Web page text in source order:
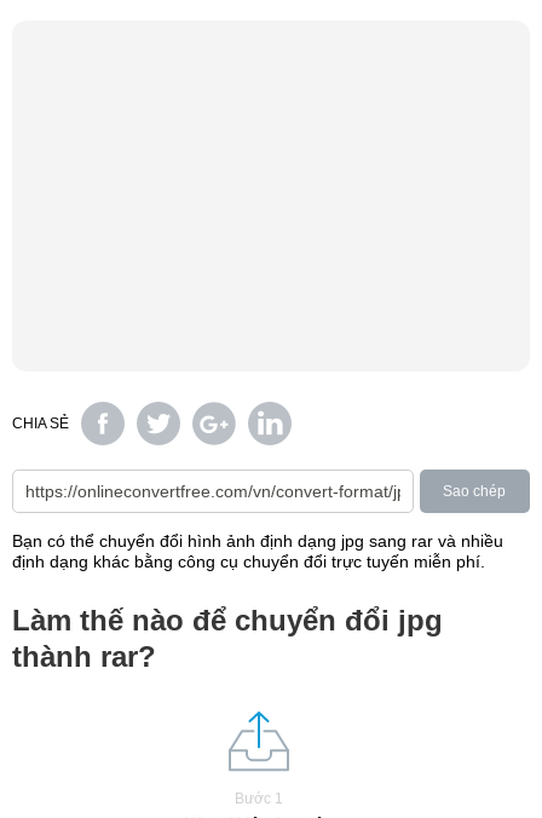
CHIA SẺ
Sao chép
Bạn có thể chuyển đổi hình ảnh định dạng jpg sang rar và nhiều
định dạng khác bằng công cụ chuyển đổi trực tuyến miễn phí.
Làm thế nào để chuyển đổi jpg
thành rar?
Bước 1